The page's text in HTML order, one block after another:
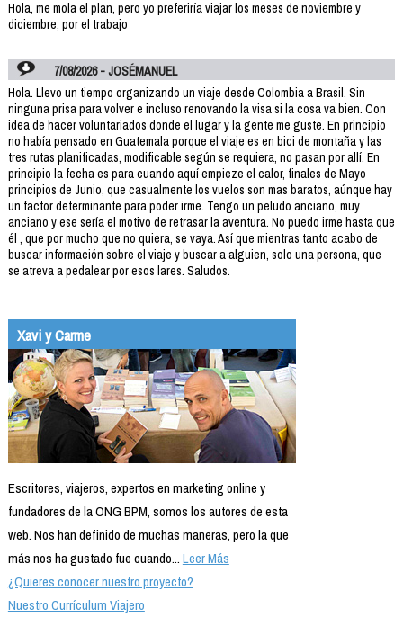
Hola, me mola el plan, pero yo preferiría viajar los meses de noviembre y
diciembre, por el trabajo
7/08/2026 - JOSÉMANUEL
Hola. Llevo un tiempo organizando un viaje desde Colombia a Brasil. Sin
ninguna prisa para volver e incluso renovando la visa si la cosa va bien. Con
idea de hacer voluntariados donde el lugar y la gente me guste. En principio
no había pensado en Guatemala porque el viaje es en bici de montaña y las
tres rutas planificadas, modificable según se requiera, no pasan por allí. En
principio la fecha es para cuando aquí empieze el calor, finales de Mayo
principios de Junio, que casualmente los vuelos son mas baratos, aúnque hay
un factor determinante para poder irme. Tengo un peludo anciano, muy
anciano y ese sería el motivo de retrasar la aventura. No puedo irme hasta que
él , que por mucho que no quiera, se vaya. Así que mientras tanto acabo de
buscar información sobre el viaje y buscar a alguien, solo una persona, que
se atreva a pedalear por esos lares. Saludos.
Xavi y Carme
Escritores, viajeros, expertos en marketing online y
fundadores de la ONG BPM, somos los autores de esta
web. Nos han definido de muchas maneras, pero la que
más nos ha gustado fue cuando...Leer Más
¿Quieres conocer nuestro proyecto?
Nuestro Currículum Viajero